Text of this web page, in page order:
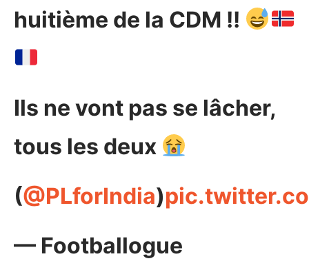
huitième de la CDM !!
Ils ne vont pas se lâcher,
tous les deux
(@PLforIndia)
— Footballogue